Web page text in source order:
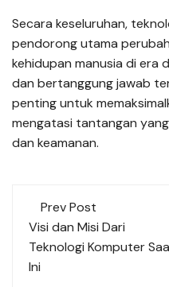
Secara keseluruhan,
pendorong utama
kehidupan manusia di era
dan bertanggung jawab
penting untuk
mengatasi tantangan
dan keamanan.
Post
navigation
Prev Post
Visi dan Misi Dari
Teknologi Komputer
Ini